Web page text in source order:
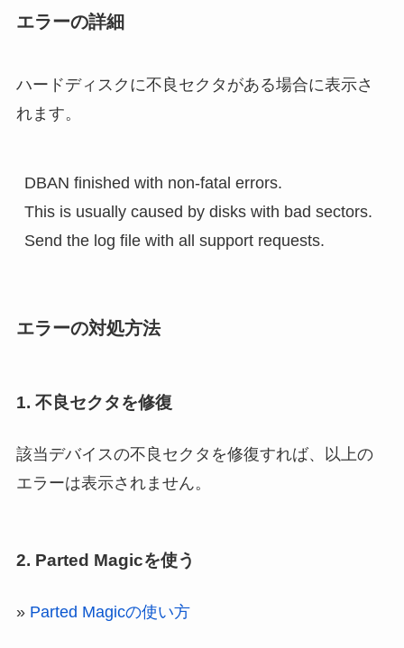
エラーの詳細
ハードディスクに不良セクタがある場合に表示さ
れます。
DBAN finished with non-fatal errors.
This is usually caused by disks with bad sectors.
エラーの対処方法
1. 不良セクタを修復
該当デバイスの不良セクタを修復すれば、以上の
エラーは表示されません。
2. Parted Magicを使う
» Parted Magicの使い方